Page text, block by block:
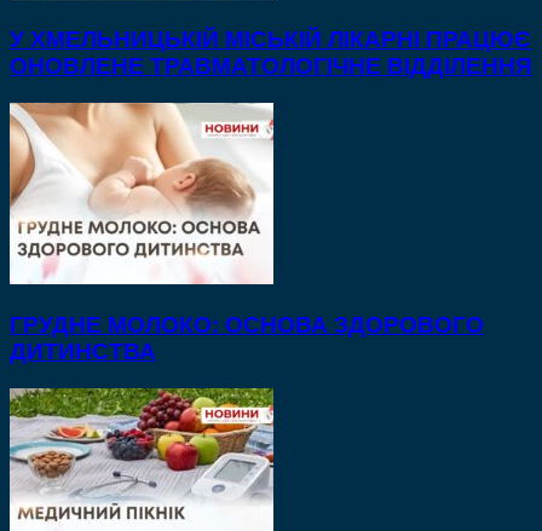
У ХМЕЛЬНИЦЬКІЙ МІСЬКІЙ ЛІКАРНІ ПРАЦЮЄ
ОНОВЛЕНЕ ТРАВМАТОЛОГІЧНЕ ВІДДІЛЕННЯ
ГРУДНЕ МОЛОКО: ОСНОВА ЗДОРОВОГО
ДИТИНСТВА